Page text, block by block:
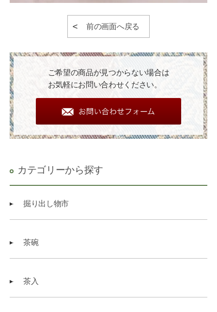
前の画面へ戻る
ご希望の商品が見つからない場合は
お気軽にお問い合わせください。
カテゴリーから探す
掘り出し物市
茶碗
茶入